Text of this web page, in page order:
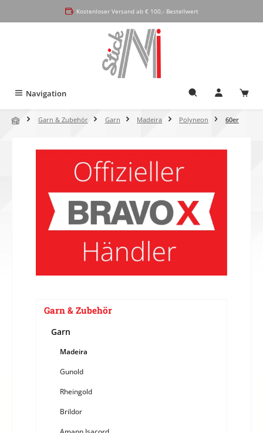
Kostenloser Versand ab € 100,- Bestellwert
Navigation
Garn & Zubehör Garn Madeira Polyneon 60er
Garn & Zubehör
Garn
Madeira
Gunold
Rheingold
Brildor